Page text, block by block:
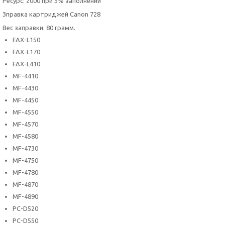
Зправка картриджей Canon 728
Вес заправки: 80 грамм.
FAX-L150
FAX-L170
FAX-L410
MF-4410
MF-4430
MF-4450
MF-4550
MF-4570
MF-4580
MF-4730
MF-4750
MF-4780
MF-4870
MF-4890
PC-D520
PC-D550